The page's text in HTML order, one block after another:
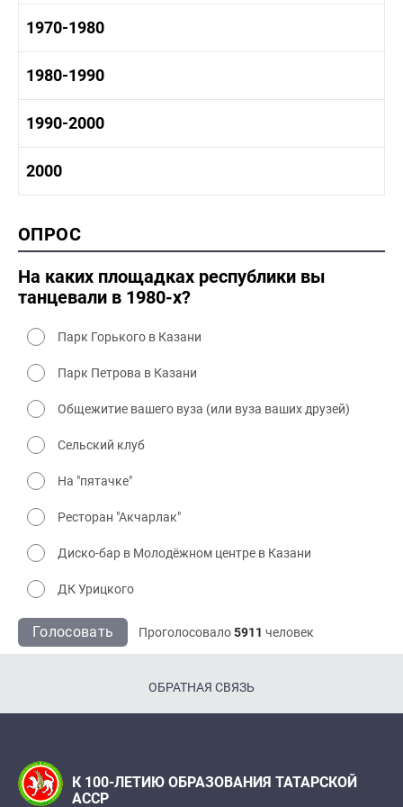
1950-1960 культура
1960-1970 история
1960-1970 культура
1970-1980
1970-1980 история
1970 - 1980 быт
1980-1990
1980 -1990 история
1990-2000
2000
2000 промышленность
2000 культура
ОПРОС
На каких площадках республики вы
танцевали в 1980-х?
Парк Горького в Казани
Парк Петрова в Казани
Общежитие вашего вуза (или вуза ваших друзей)
Сельский клуб
На "пятачке"
Ресторан "Акчарлак"
Диско-бар в Молодёжном центре в Казани
ДК Урицкого
Голосовать Проголосовало5911 человек
ОБРАТНАЯ СВЯЗЬ
К 100-ЛЕТИЮ ОБРАЗОВАНИЯ ТАТАРСКОЙ
АССР